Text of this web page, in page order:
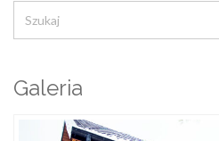
Galeria